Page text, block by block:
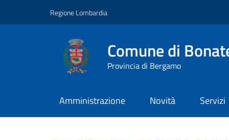
Regione Lombardia
Comune di
Provincia di Bergamo
Amministrazione Novità Servizi